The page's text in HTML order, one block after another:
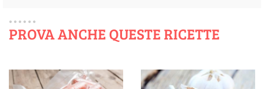
PROVA ANCHE QUESTE RICETTE